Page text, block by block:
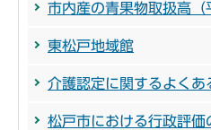
市内産の青果物取扱高（
東松戸地域館
介護認定に関するよくあ
松戸市における行政評価